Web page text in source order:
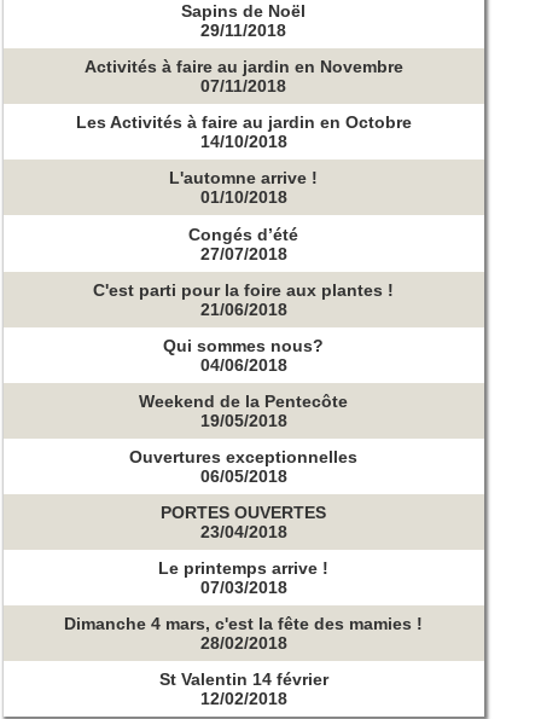
Sapins de Noël
29/11/2018
Activités à faire au jardin en Novembre
07/11/2018
Les Activités à faire au jardin en Octobre
14/10/2018
L'automne arrive !
01/10/2018
Congés d’été
27/07/2018
C'est parti pour la foire aux plantes !
21/06/2018
Qui sommes nous?
04/06/2018
Weekend de la Pentecôte
19/05/2018
Ouvertures exceptionnelles
06/05/2018
PORTES OUVERTES
23/04/2018
Le printemps arrive !
07/03/2018
Dimanche 4 mars, c'est la fête des mamies !
28/02/2018
St Valentin 14 février
12/02/2018